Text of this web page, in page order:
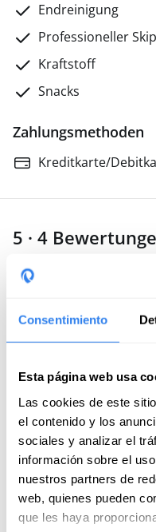
Consentimiento
Esta página web usa
Las cookies de este
el contenido y los
sociales y analizar el
información sobre el
nuestros partners de
web, quienes pueden
que les haya
Endreinigung
Professioneller
Kraftstoff
Snacks
Zahlungsmethoden
Kreditkarte/
5 · 4
Domingo war vom
genossen. Man merkt
er legt das Segelboot
schon lange mal
Fall wieder mit ihm
Mehr anzeigen
Antwort von
Manolo